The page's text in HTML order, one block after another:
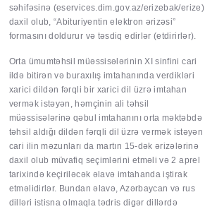
səhifəsinə (eservices.dim.gov.az/erizebak/erize)
daxil olub, “Abituriyentin elektron ərizəsi”
formasını doldurur və təsdiq edirlər (etdirirlər).
Orta ümumtəhsil müəssisələrinin XI sinfini cari
ildə bitirən və buraxılış imtahanında verdikləri
xarici dildən fərqli bir xarici dil üzrə imtahan
vermək istəyən, həmçinin ali təhsil
müəssisələrinə qəbul imtahanını orta məktəbdə
təhsil aldığı dildən fərqli dil üzrə vermək istəyən
cari ilin məzunları da martın 15-dək ərizələrinə
daxil olub müvafiq seçimlərini etməli və 2 aprel
tarixində keçiriləcək əlavə imtahanda iştirak
etməlidirlər. Bundan əlavə, Azərbaycan və rus
dilləri istisna olmaqla tədris digər dillərdə